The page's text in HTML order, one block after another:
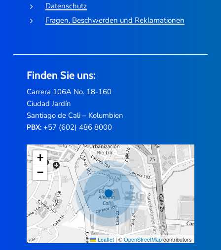
Datenschutz
Fragen, Beschwerden und Reklamationen
Finden Sie uns:
Carrera 106A No. 18-160
Ciudad Jardín
Santiago de Cali – Kolumbien
PBX:+57 (602) 486 8000
+
−
Leaflet | ©OpenStreetMapcontributors